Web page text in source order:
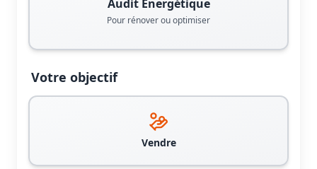
Audit Énergétique
Pour rénover ou optimiser
Votre objectif
Vendre